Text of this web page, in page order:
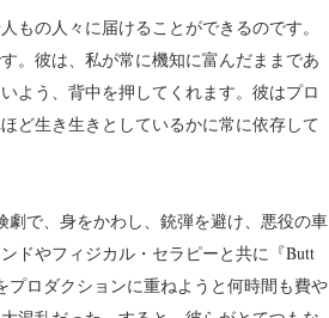
もの人々に届けることができるのです。
。彼は、私が常に機知に富んだままであ
よう、背中を押してくれます。彼はプロ
ど生き生きとしているかに常に依存して
劇で、身をかわし、銃弾を避け、悪役の車
ドやフィジカル・セラピーと共に『Butt
ロダクションに重ねようと何時間も費や